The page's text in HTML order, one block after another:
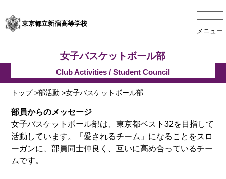
東京都立新宿高等学校
メニュー
トップ>部活動 >女子バスケットボール部
女子バスケットボール部
部員からのメッセージ
女子バスケットボール部は、東京都ベスト32を目指して
活動しています。「愛されるチーム」 になることをスロ
ーガンに、部員同士仲良く 、互いに高め合っているチー
ムです。